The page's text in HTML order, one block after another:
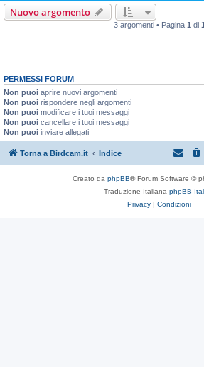
Nuovo argomento
3 argomenti • Pagina 1 di 1
PERMESSI FORUM
Non puoi aprire nuovi argomenti
Non puoi rispondere negli argomenti
Non puoi modificare i tuoi messaggi
Non puoi cancellare i tuoi messaggi
Non puoi inviare allegati
Torna a Birdcam.it Indice
Creato da phpBB® Forum Software ©
Traduzione Italiana phpBB-
Privacy | Condizioni